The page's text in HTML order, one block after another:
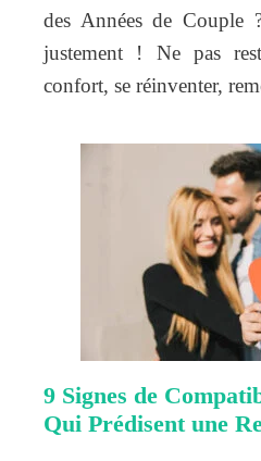
des Années de
justement ! Ne pas
confort, se réinventer,
9 Signes de
Qui Prédisent une